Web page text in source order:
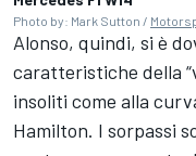
Photo by: Mark Sutton /
Alonso, quindi, si è
caratteristiche della
insoliti come alla
Hamilton. I sorpassi